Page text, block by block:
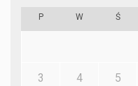
P W Ś
3 4 5